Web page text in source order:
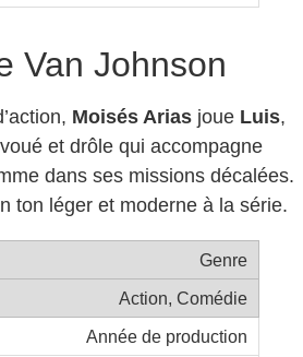
Van Johnson
Moisés Arias joue Luis,
et drôle qui accompagne
dans ses missions décalées.
ton léger et moderne à la série.
Genre
Action, Comédie
Année de production